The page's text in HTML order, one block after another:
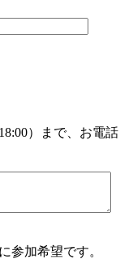
18:00）まで、お電話
参加希望です。